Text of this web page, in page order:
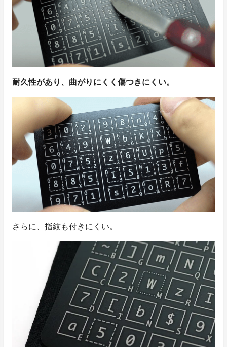
耐久性があり、曲がりにくく傷つきにくい。
さらに、指紋も付きにくい。